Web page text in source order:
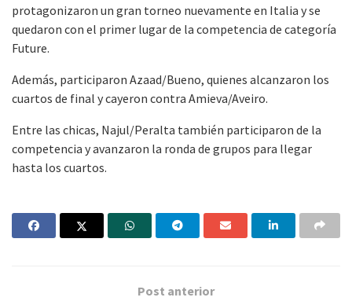
protagonizaron un gran torneo nuevamente en Italia y se
quedaron con el primer lugar de la competencia de categoría
Future.
Además, participaron Azaad/Bueno, quienes alcanzaron los
cuartos de final y cayeron contra Amieva/Aveiro.
Entre las chicas, Najul/Peralta también participaron de la
competencia y avanzaron la ronda de grupos para llegar
hasta los cuartos.
Post anterior